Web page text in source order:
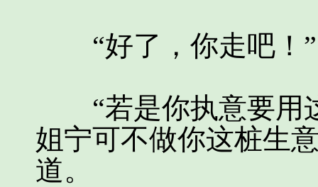
“好了，你走吧！”
“若是你执意要用
姐宁可不做你这桩生
道。